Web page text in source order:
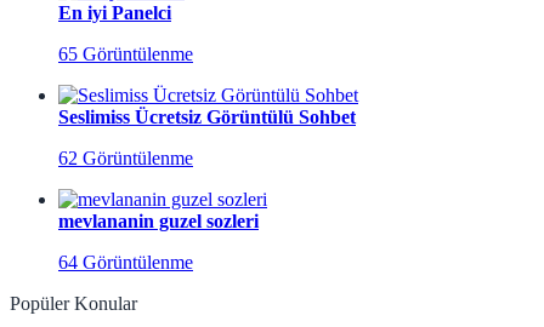
En iyi Panelci
65 Görüntülenme
Seslimiss Ücretsiz Görüntülü Sohbet
62 Görüntülenme
mevlananin guzel sozleri
64 Görüntülenme
Popüler Konular